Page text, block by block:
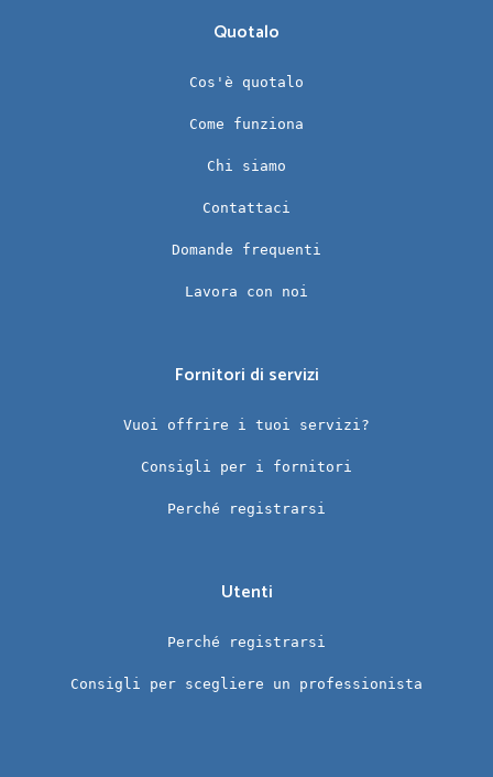
Quotalo
Cos'è quotalo
Come funziona
Chi siamo
Contattaci
Domande frequenti
Lavora con noi
Fornitori di servizi
Vuoi offrire i tuoi servizi?
Consigli per i fornitori
Perché registrarsi
Utenti
Perché registrarsi
Consigli per scegliere un professionista